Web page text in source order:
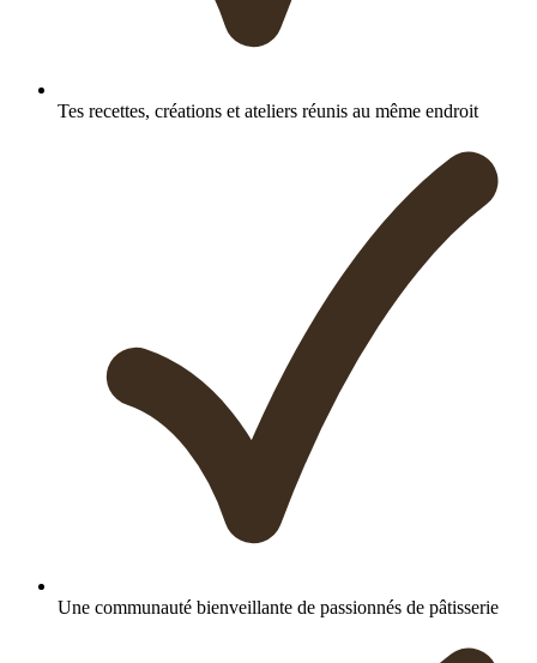
Tes recettes, créations et ateliers réunis au même endroit
Une communauté bienveillante de passionnés de pâtisserie